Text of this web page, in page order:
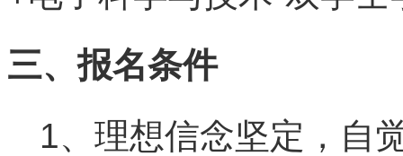
三、报名条件
1、理想信念坚定，自